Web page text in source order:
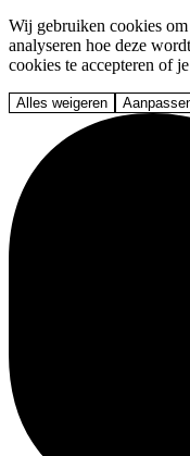
Wij gebruiken cookies
analyseren hoe deze
cookies te accepteren of
Alles weigeren